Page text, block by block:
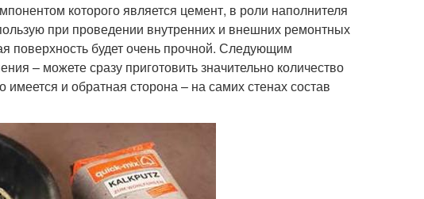
которого является цемент, в роли наполнителя
при проведении внутренних и внешних ремонтных
поверхность будет очень прочной. Следующим
– можете сразу приготовить значительно количество
и обратная сторона – на самих стенах состав